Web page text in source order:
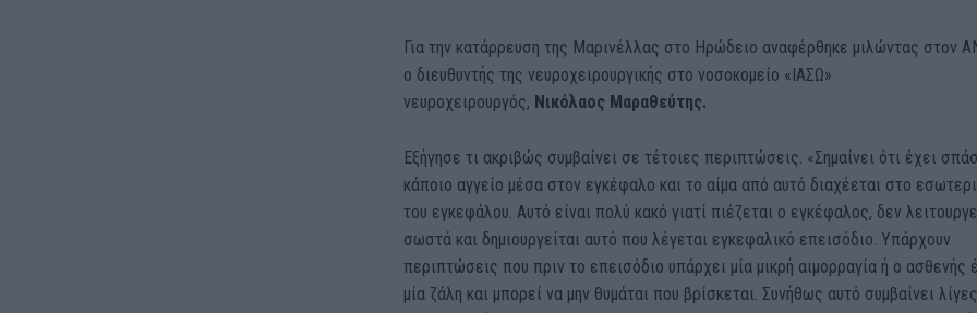
Για την κατάρρευση της Μαρινέλλας στο Ηρώδειο αναφέρθηκε μιλώντας στον
ο διευθυντής της νευροχειρουργικής στο νοσοκομείο «ΙΑΣΩ»
νευροχειρουργός, Νικόλαος Μαραθεύτης.
Εξήγησε τι ακριβώς συμβαίνει σε τέτοιες περιπτώσεις. «Σημαίνει ότι έχει
κάποιο αγγείο μέσα στον εγκέφαλο και το αίμα από αυτό διαχέεται στο
του εγκεφάλου. Αυτό είναι πολύ κακό γιατί πιέζεται ο εγκέφαλος, δεν
σωστά και δημιουργείται αυτό που λέγεται εγκεφαλικό επεισόδιο. Υπάρχουν
περιπτώσεις που πριν το επεισόδιο υπάρχει μία μικρή αιμορραγία ή ο ασθενής
μία ζάλη και μπορεί να μην θυμάται που βρίσκεται. Συνήθως αυτό συμβαίνει λίγες